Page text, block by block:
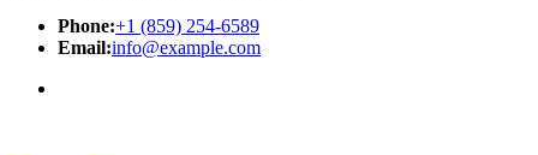
Phone:+1 (859) 254-6589
Email:info@example.com